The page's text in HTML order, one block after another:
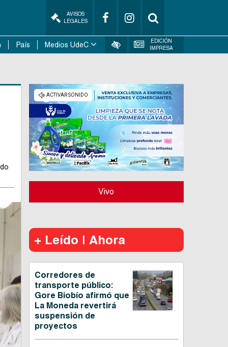
AVISOS
LEGALES
País Medios UdeC
EDICIÓN
IMPRESA
Vivo
+ Leído | Ahora
Corredores de
transporte público:
Gore Biobío afirmó que
La Moneda revertirá
suspensión de
proyectos